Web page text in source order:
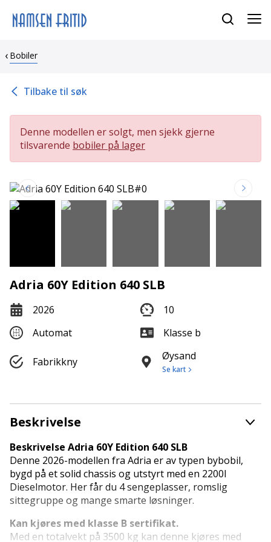
Bobiler
Tilbake til søk
Denne modellen er solgt, men sjekk gjerne
tilsvarende bobiler på lager
Adria 60Y Edition 640 SLB
2026
10
Automat
Klasse b
Fabrikkny Øysand
Se kart
Beskrivelse
Beskrivelse Adria 60Y Edition 640 SLB
Denne 2026-modellen fra Adria er av typen bybobil,
bygd på et solid chassis og utstyrt med en 2200l
Dieselmotor. Her får du 4 sengeplasser, romslig
sittegruppe og mange smarte løsninger.
Kan kjøres med klasse B sertifikat.
Med en totalvekt på 3500 kg kan denne kjøres med